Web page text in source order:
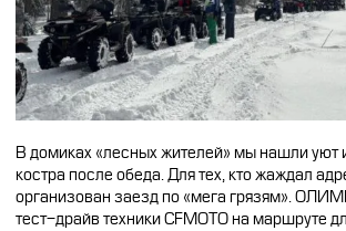
В домиках «лесных жителей» мы нашли уют
костра после обеда. Для тех, кто жаждал
организован заезд по «мега грязям».
тест-драйв техники CFMOTO на маршруте